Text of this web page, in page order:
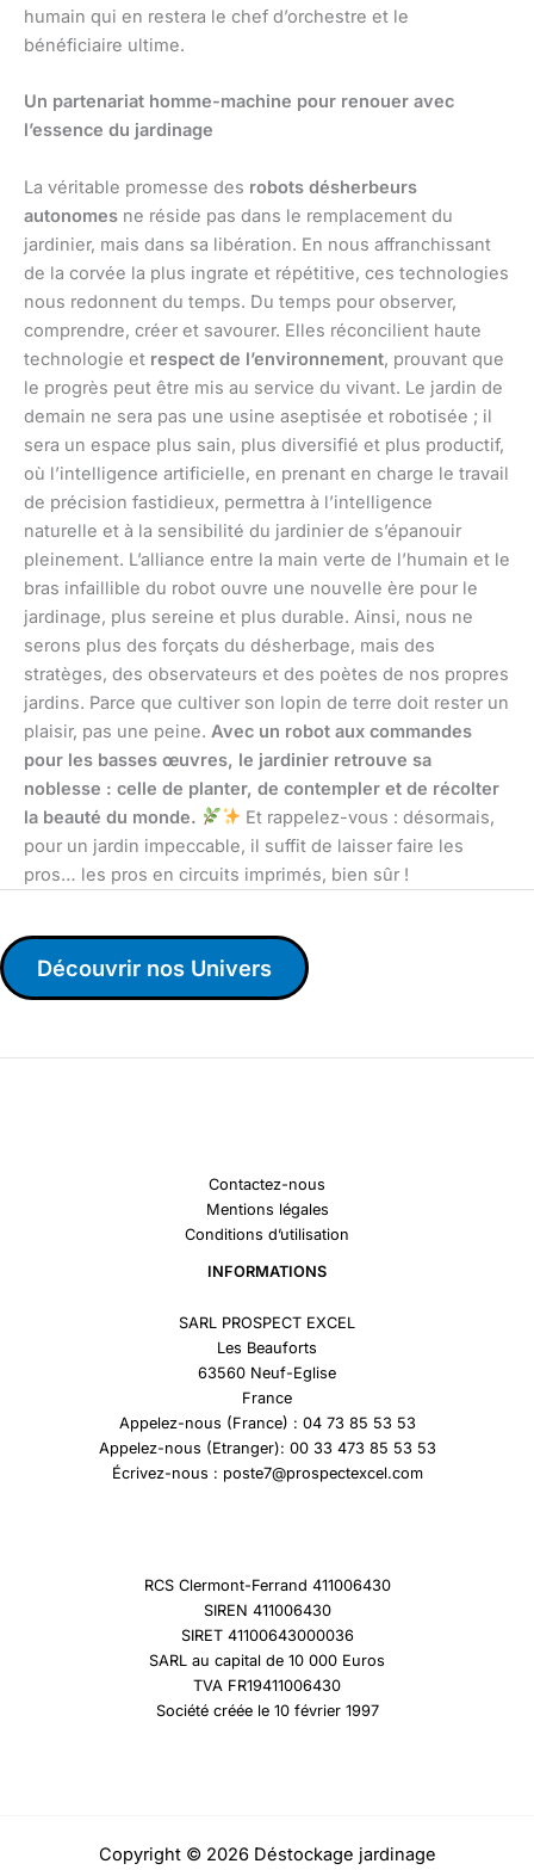
humain qui en restera le chef d’orchestre et le
bénéficiaire ultime.
Un partenariat homme-machine pour renouer avec
l’essence du jardinage
La véritable promesse des robots désherbeurs
autonomes ne réside pas dans le remplacement du
jardinier, mais dans sa libération. En nous affranchissant
de la corvée la plus ingrate et répétitive, ces technologies
nous redonnent du temps. Du temps pour observer,
comprendre, créer et savourer. Elles réconcilient haute
technologie et respect de l’environnement, prouvant que
le progrès peut être mis au service du vivant. Le jardin de
demain ne sera pas une usine aseptisée et robotisée ; il
sera un espace plus sain, plus diversifié et plus productif,
où l’intelligence artificielle, en prenant en charge le travail
de précision fastidieux, permettra à l’intelligence
naturelle et à la sensibilité du jardinier de s’épanouir
pleinement. L’alliance entre la main verte de l’humain et le
bras infaillible du robot ouvre une nouvelle ère pour le
jardinage, plus sereine et plus durable. Ainsi, nous ne
serons plus des forçats du désherbage, mais des
stratèges, des observateurs et des poètes de nos propres
jardins. Parce que cultiver son lopin de terre doit rester un
plaisir, pas une peine. Avec un robot aux commandes
pour les basses œuvres, le jardinier retrouve sa
noblesse : celle de planter, de contempler et de récolter
la beauté du monde.
Et rappelez-vous : désormais,
pour un jardin impeccable, il suffit de laisser faire les
pros… les pros en circuits imprimés, bien sûr !
Découvrir nos Univers
Contactez-nous
Mentions légales
Conditions d’utilisation
INFORMATIONS
SARL PROSPECT EXCEL
Les Beauforts
63560 Neuf-Eglise
France
Appelez-nous (France) : 04 73 85 53 53
Appelez-nous (Etranger): 00 33 473 85 53 53
Écrivez-nous : poste7@prospectexcel.com
RCS Clermont-Ferrand 411006430
SIREN 411006430
SIRET 41100643000036
SARL au capital de 10 000 Euros
TVA FR19411006430
Société créée le 10 février 1997
Copyright © 2026 Déstockage jardinage